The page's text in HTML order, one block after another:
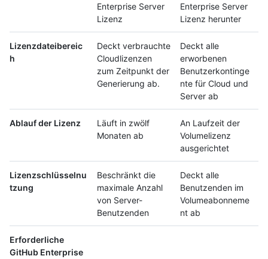
Enterprise Server
Lizenz
Enterprise Server
Lizenz herunter
Lizenzdateibereic
h
Deckt verbrauchte
Cloudlizenzen
zum Zeitpunkt der
Generierung ab.
Deckt alle
erworbenen
Benutzerkontinge
nte für Cloud und
Server ab
Ablauf der Lizenz
Läuft in zwölf
Monaten ab
An Laufzeit der
Volumelizenz
ausgerichtet
Lizenzschlüsselnu
tzung
Beschränkt die
maximale Anzahl
von Server-
Benutzenden
Deckt alle
Benutzenden im
Volumeabonneme
nt ab
Erforderliche
GitHub Enterprise